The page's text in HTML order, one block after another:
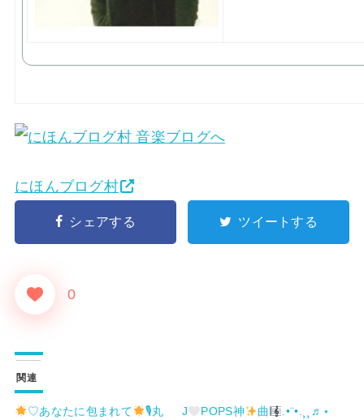
にほんブログ村
シェアする ツイートする
0
関連
♡あなたに包まれて
🎙丸
J POPS神 曲
.•¨•.¸¸♬⋆